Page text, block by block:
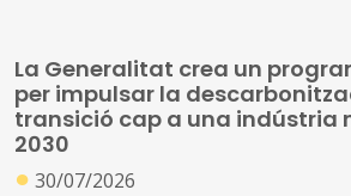
en l'àmbit de l'energia
La Generalitat crea un
per impulsar la
transició cap a una indústria
2030
● 30/07/2026